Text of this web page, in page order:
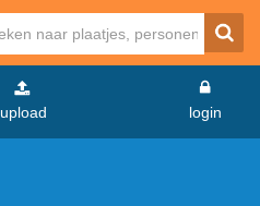
upload login